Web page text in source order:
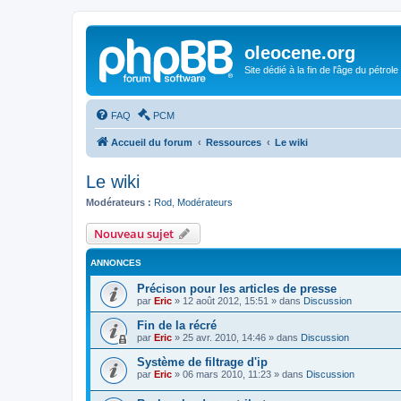
oleocene.org
Site dédié à la fin de l'âge du pétrole
FAQ PCM
Accueil du forum Ressources Le wiki
Le wiki
Modérateurs : Rod Modérateurs
Nouveau sujet
ANNONCES
Précison pour les articles de presse
par Eric » 12 août 2012, 15:51 » dans Discussion
Fin de la récré
par Eric » 25 avr. 2010, 14:46 » dans Discussion
Système de filtrage d'ip
par Eric » 06 mars 2010, 11:23 » dans Discussion